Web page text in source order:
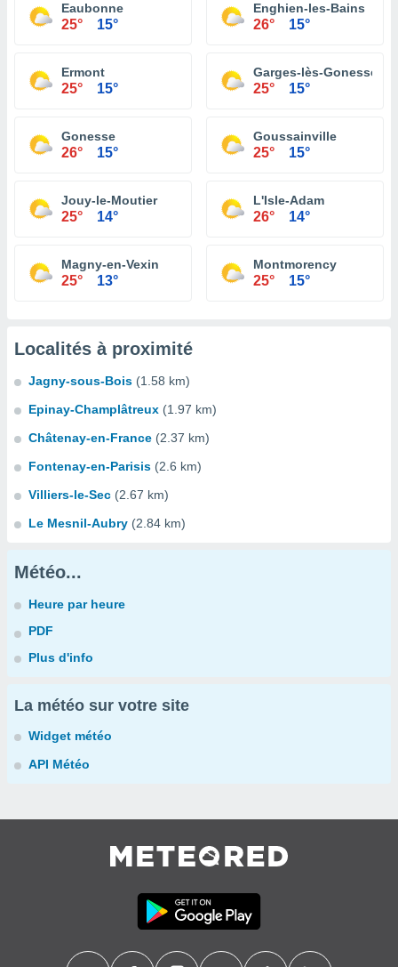
Eaubonne
25° 15°
Enghien-les-Bains
26° 15°
Ermont
25° 15°
Garges-lès-Gonesse
25° 15°
Gonesse
26° 15°
Goussainville
25° 15°
Jouy-le-Moutier
25° 14°
L'Isle-Adam
26° 14°
Magny-en-Vexin
25° 13°
Montmorency
25° 15°
Localités à proximité
Jagny-sous-Bois (1.58 km)
Epinay-Champlâtreux (1.97 km)
Châtenay-en-France (2.37 km)
Fontenay-en-Parisis (2.6 km)
Villiers-le-Sec (2.67 km)
Le Mesnil-Aubry (2.84 km)
Météo...
Heure par heure
PDF
Plus d'info
La météo sur votre site
Widget météo
API Météo